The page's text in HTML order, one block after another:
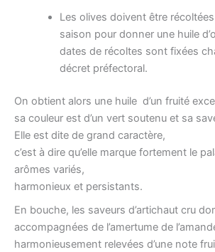
Les olives doivent être
saison pour donner une huile
dates de récoltes sont fixées
décret préfectoral.
On obtient alors une huile d’un fruité
sa couleur est d’un vert soutenu et sa
Elle est dite de grand caractère,
c’est à dire qu’elle marque fortement le
arômes variés,
harmonieux et persistants.
En bouche, les saveurs d’artichaut cru
accompagnées de l’amertume de
harmonieusement relevées d’une note